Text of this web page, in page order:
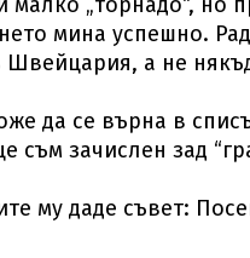
мина успешно.
Швейцария, а не
да се върна в
съм зачислен зад
му даде съвет: